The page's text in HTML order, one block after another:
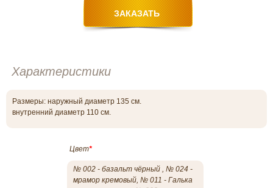
Характеристики
Размеры: наружный диаметр 135 см.
внутренний диаметр 110 см.
Цвет*
№ 002 - базальт чёрный , № 024 -
мрамор кремовый, № 011 - Галька